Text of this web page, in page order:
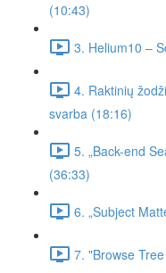
(10:43)
3. Helium10 –
4. Raktinių
svarba (18:16)
5. „Back-end
(36:33)
6. „Subject
7. "Browse